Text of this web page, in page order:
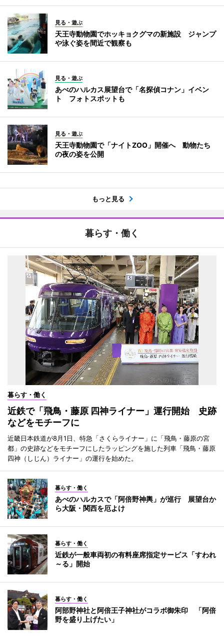
見る・遊ぶ
天王寺動物園でホッキョクグマの新施設 ジャンプ
や泳ぐ姿を間近で観察も
見る・遊ぶ
あべのハルカス展望台で「名探偵コナン」イベン
ト フォトスポットも
見る・遊ぶ
天王寺動物園で「ナイトZOO」開催へ 動物たち
の夜の姿を公開
もっと見る
暮らす・働く
暮らす・働く
近鉄で「飛鳥・藤原 四神ライナー」運行開始 史跡
などをモチーフに
近畿日本鉄道が8月1日、特急「さくらライナー」に「飛鳥・藤原の宮
都」の史跡などをモチーフにしたラッピングを施した列車「飛鳥・藤原
四神（しじん）ライナー」の運行を始めた。
暮らす・働く
あべのハルカスで「阿倍野神輿」が巡行 展望台か
ら大阪・関西を厄よけ
暮らす・働く
近鉄が一般車両初の有料座席指定サービス「すわれ
～る」開始
暮らす・働く
阿部野神社と阿倍王子神社がコラボ御朱印 「阿倍
野を盛り上げたい」